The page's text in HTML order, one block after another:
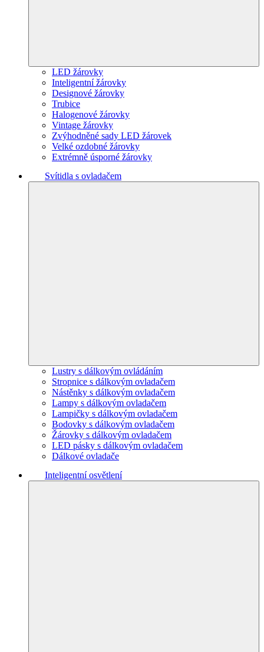
LED žárovky
Inteligentní žárovky
Designové žárovky
Trubice
Halogenové žárovky
Vintage žárovky
Zvýhodněné sady LED žárovek
Velké ozdobné žárovky
Extrémně úsporné žárovky
Svítidla s ovladačem
Lustry s dálkovým ovládáním
Stropnice s dálkovým ovladačem
Nástěnky s dálkovým ovladačem
Lampy s dálkovým ovladačem
Lampičky s dálkovým ovladačem
Bodovky s dálkovým ovladačem
Žárovky s dálkovým ovladačem
LED pásky s dálkovým ovladačem
Dálkové ovladače
Inteligentní osvětlení